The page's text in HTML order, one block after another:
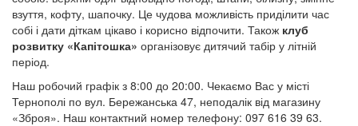
взуття, кофту, шапочку. Це чудова можливість приділити час
собі і дати діткам цікаво і корисно відпочити. Також клуб
розвитку «Капітошка» організовує дитячий табір у літній
період.
Наш робочий графік з 8:00 до 20:00. Чекаємо Вас у місті
Тернополі по вул. Бережанська 47, неподалік від магазину
«Зброя». Наш контактний номер телефону: 097 616 39 63.